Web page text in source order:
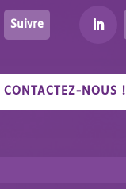
Suivre
CONTACTEZ-NOUS !